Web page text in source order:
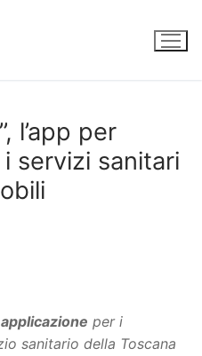
l’app per
servizi sanitari
per i
sanitario della Toscana